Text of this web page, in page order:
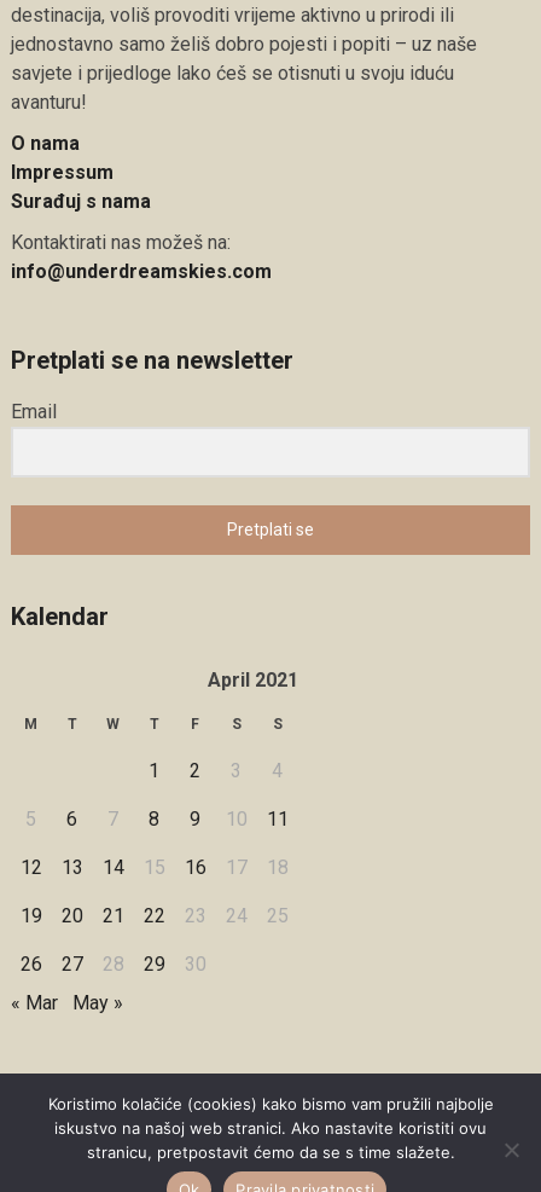
destinacija, voliš provoditi vrijeme aktivno u prirodi ili
jednostavno samo želiš dobro pojesti i popiti – uz naše
savjete i prijedloge lako ćeš se otisnuti u svoju iduću
avanturu!
O nama
Impressum
Surađuj s nama
Kontaktirati nas možeš na:
info@underdreamskies.com
Pretplati se na newsletter
Email
Pretplati se
Kalendar
April 2021
M T W T F S S
1 2 3 4
5 6 7 8 9 10 11
12 13 14 15 16 17 18
19 20 21 22 23 24 25
26 27 28 29
30
« Mar
May »
Copyright © 2026 Under Dreamskies
Designed by WPZOOM
Koristimo kolačiće (cookies) kako bismo vam pružili najbolje
iskustvo na našoj web stranici. Ako nastavite koristiti ovu
stranicu, pretpostavit ćemo da se s time slažete.